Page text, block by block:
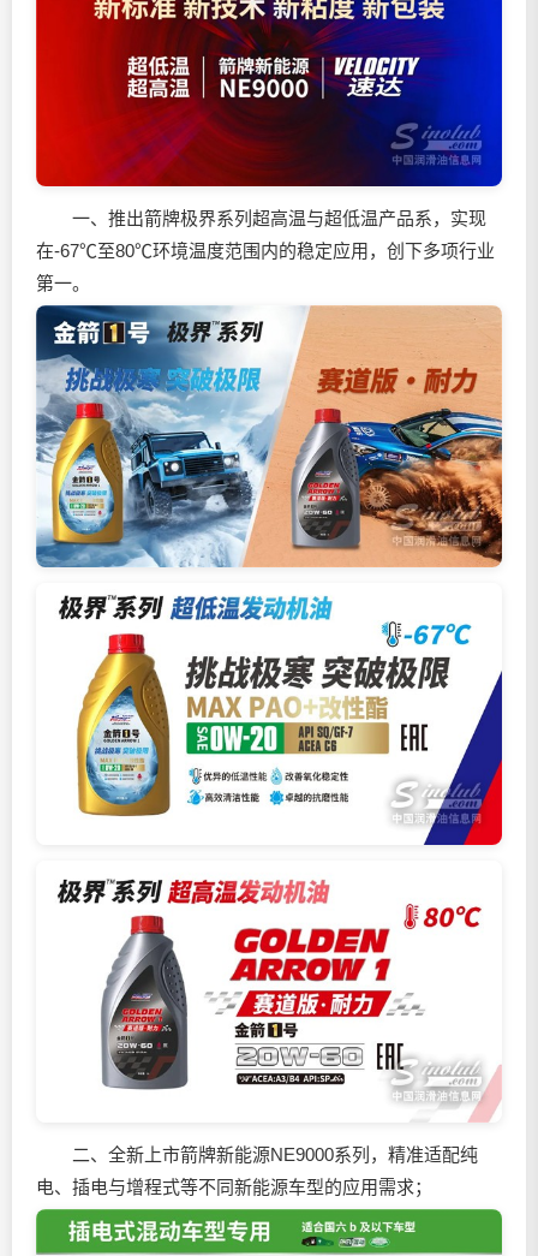
一、推出箭牌极界系列超高温与超低温产品系，实现
在-67℃至80℃环境温度范围内的稳定应用，创下多项行业
第一。
二、全新上市箭牌新能源NE9000系列，精准适配纯
电、插电与增程式等不同新能源车型的应用需求；